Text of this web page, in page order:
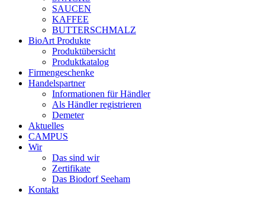
SAUCEN
KAFFEE
BUTTERSCHMALZ
BioArt Produkte
Produktübersicht
Produktkatalog
Firmengeschenke
Handelspartner
Informationen für Händler
Als Händler registrieren
Demeter
Aktuelles
CAMPUS
Wir
Das sind wir
Zertifikate
Das Biodorf Seeham
Kontakt